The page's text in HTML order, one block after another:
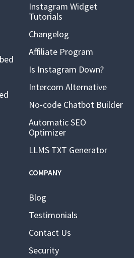
Instagram Widget
Tutorials
Changelog
Affiliate Program
Is Instagram Down?
Intercom Alternative
No-code Chatbot Builder
Automatic SEO
Optimizer
LLMS TXT Generator
COMPANY
Blog
Testimonials
Contact Us
Security